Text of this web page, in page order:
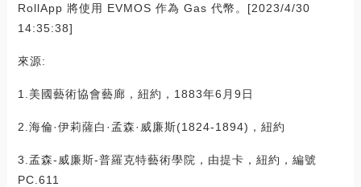
RollApp 將使用 EVMOS 作為 Gas 代幣。[2023/4/30
14:35:38]
來源:
1.美國藝術協會藝廊，紐約，1883年6月9日
2.海倫·伊莉薩白·孟森·威廉斯(1824-1894)，紐約
3.孟森-威廉斯-普羅克特藝術學院，由提卡，紐約，編號
PC.611